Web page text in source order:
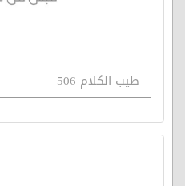
طيب الكلام 506